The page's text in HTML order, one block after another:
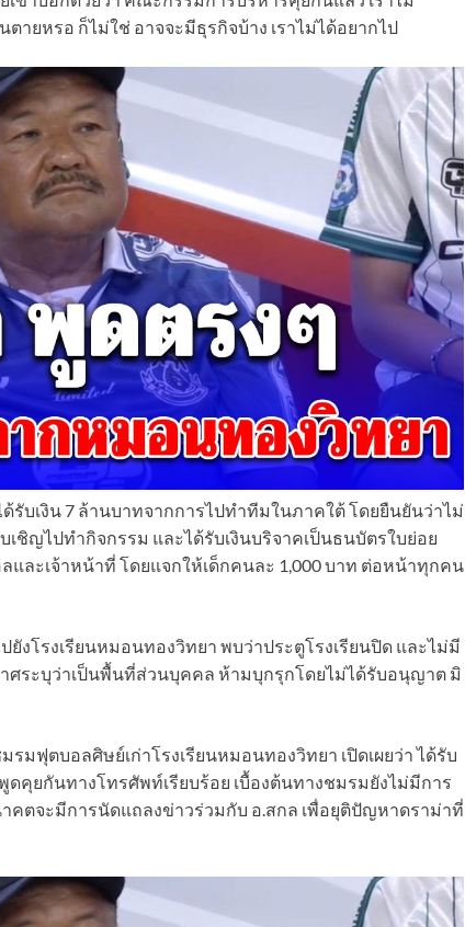
ายหรอ ก็ไม่ใช่ อาจจะมีธุรกิจบ้าง เราไม่ได้อยากไป
รับเงิน 7 ล้านบาทจากการไปทำทีมในภาคใต้ โดยยืนยันว่าไม่
ชิญไปทำกิจกรรม และได้รับเงินบริจาคเป็นธนบัตรใบย่อย
ละเจ้าหน้าที่ โดยแจกให้เด็กคนละ 1,000 บาท ต่อหน้าทุกคน
งโรงเรียนหมอนทองวิทยา พบว่าประตูโรงเรียนปิด และไม่มี
ศระบุว่าเป็นพื้นที่ส่วนบุคคล ห้ามบุกรุกโดยไม่ได้รับอนุญาต มิ
รมฟุตบอลศิษย์เก่าโรงเรียนหมอนทองวิทยา เปิดเผยว่า ได้รับ
คุยกันทางโทรศัพท์เรียบร้อย เบื้องต้นทางชมรมยังไม่มีการ
คตจะมีการนัดแถลงข่าวร่วมกับ อ.สกล เพื่อยุติปัญหาดราม่าที่